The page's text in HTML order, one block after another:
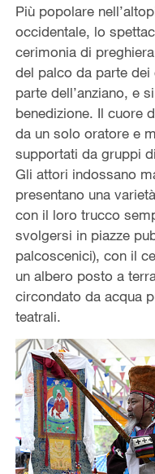
Più popolare
occidentale, lo
cerimonia di
del palco da parte
parte dell’anziano, e
benedizione. Il cuore
da un solo oratore e
supportati da gruppi
Gli attori indossano
presentano una
con il loro trucco
svolgersi in piazze
palcoscenici), con il
un albero posto a
circondato da acqua
teatrali.